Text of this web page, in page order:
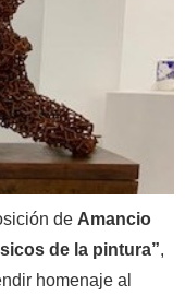
de Amancio
de la pintura”,
homenaje al